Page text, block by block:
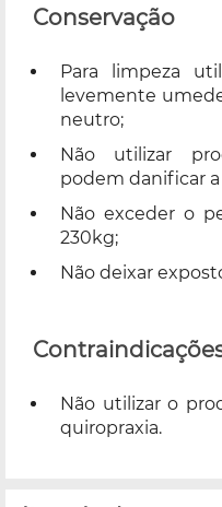
Conservação
Para limpeza
levemente
neutro;
Não utilizar
podem danificar a
Não exceder o
230kg;
Não deixar
Não utilizar o
quiropraxia.